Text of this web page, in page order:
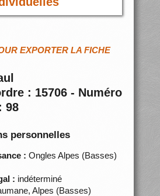
EXPORTER LA FICHE
: 15706 - Numéro
98
personnelles
: Ongles Alpes (Basses)
: indéterminé
Alpes (Basses)